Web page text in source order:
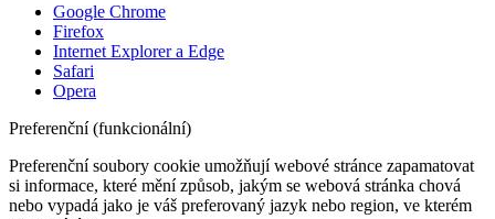
Google Chrome
Firefox
Internet Explorer a Edge
Safari
Opera
Preferenční (funkcionální)
Preferenční soubory cookie umožňují webové stránce zapamatovat
si informace, které mění způsob, jakým se webová stránka chová
nebo vypadá jako je váš preferovaný jazyk nebo region, ve kterém